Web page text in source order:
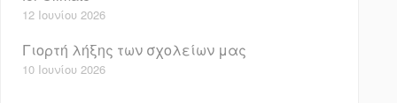
12 Ιουνίου 2026
Γιορτή λήξης των σχολείων μας
10 Ιουνίου 2026